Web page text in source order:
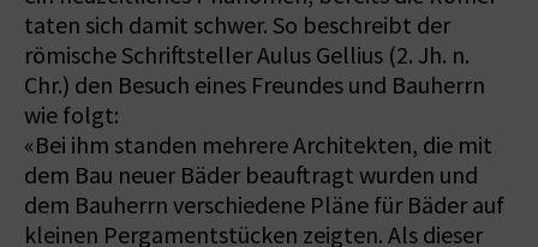
taten sich damit schwer. So beschreibt der
römische Schriftsteller Aulus Gellius (2. Jh. n.
Chr.) den Besuch eines Freundes und Bauherrn
wie folgt:
«Bei ihm standen mehrere Architekten, die mit
dem Bau neuer Bäder beauftragt wurden und
dem Bauherrn verschiedene Pläne für Bäder auf
kleinen Pergamentstücken zeigten. Als dieser